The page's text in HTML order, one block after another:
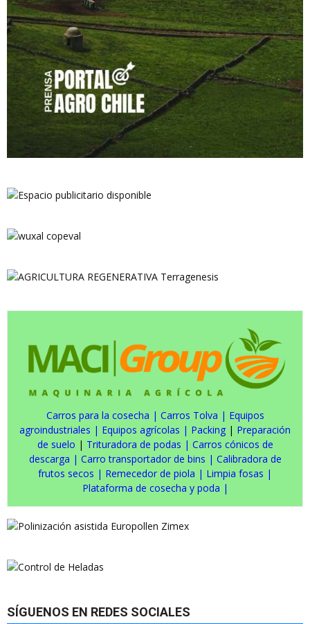
Carros para la cosecha | Carros Tolva | Equipos
agroindustriales | Equipos agrícolas | Packing | Preparación
de suelo | Trituradora de podas | Carros cónicos de
descarga | Carro transportador de bins | Calibradora de
frutos secos | Remecedor de piola | Limpia fosas |
Plataforma de cosecha y poda |
SÍGUENOS EN REDES SOCIALES